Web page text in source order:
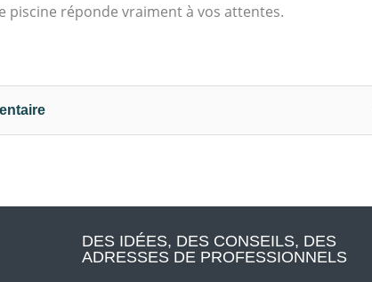
réponde vraiment à vos attentes.
DES IDÉES, DES CONSEILS, DES
ADRESSES DE PROFESSIONNELS